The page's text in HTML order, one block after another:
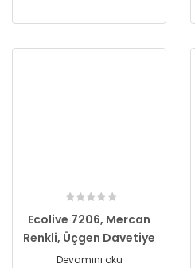
Ecolive 7206, Mercan
Renkli, Üçgen Davetiye
Devamını oku